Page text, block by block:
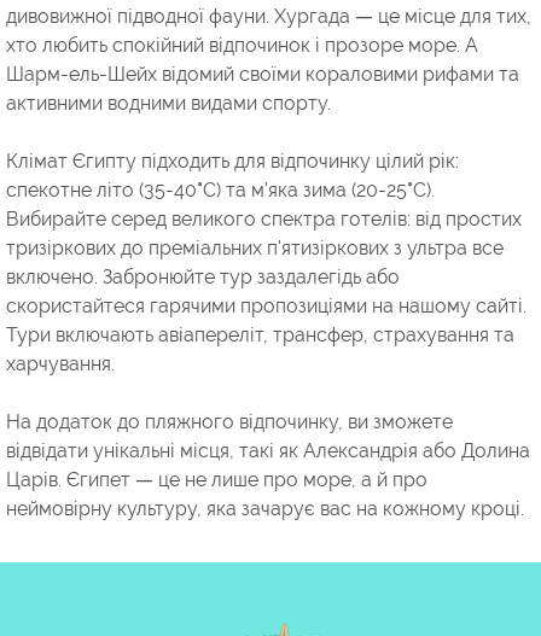
дивовижної підводної фауни. Хургада — це місце для тих,
хто любить спокійний відпочинок і прозоре море. А
Шарм-ель-Шейх відомий своїми кораловими рифами та
активними водними видами спорту.
Клімат Єгипту підходить для відпочинку цілий рік:
спекотне літо (35-40°C) та м'яка зима (20-25°C).
Вибирайте серед великого спектра готелів: від простих
тризіркових до преміальних п'ятизіркових з ультра все
включено. Забронюйте тур заздалегідь або
скористайтеся гарячими пропозиціями на нашому сайті.
Тури включають авіапереліт, трансфер, страхування та
харчування.
На додаток до пляжного відпочинку, ви зможете
відвідати унікальні місця, такі як Александрія або Долина
Царів. Єгипет — це не лише про море, а й про
неймовірну культуру, яка зачарує вас на кожному кроці.